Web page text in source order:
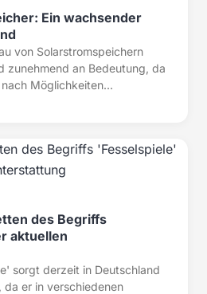
Ein wachsender
von Solarstromspeichern
zunehmend an Bedeutung, da
Möglichkeiten...
des Begriffs
aktuellen
sorgt derzeit in Deutschland
da er in verschiedenen